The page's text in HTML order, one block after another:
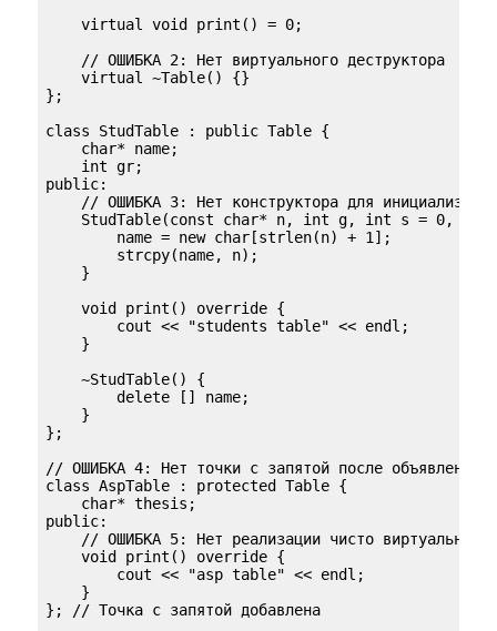
    virtual void print() = 0;
    // ОШИБКА 2: Нет виртуального деструктора
    virtual ~Table() {}
};
class StudTable : public Table {
    char* name;
    int gr;
public:
// ОШИБКА 3: Нет конструктора для
StudTable(const char* n, int g, int s = 0,
        name = new char[strlen(n) + 1];
        strcpy(name, n);
    }
    void print() override {
        cout << "students table" << endl;
    }
    ~StudTable() {
        delete [] name;
    }
};
// ОШИБКА 4: Нет точки с запятой после объявления
class AspTable : protected Table {
    char* thesis;
public:
// ОШИБКА 5: Нет реализации чисто виртуальной
    void print() override {
        cout << "asp table" << endl;
    }
}; // Точка с запятой добавлена